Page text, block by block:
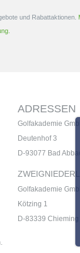
und Rabattaktionen.
ADRESSEN
Golfakademie
Deutenhof 3
D-93077 Bad
Golfakademie
Kötzing 1
D-83339 Chieming